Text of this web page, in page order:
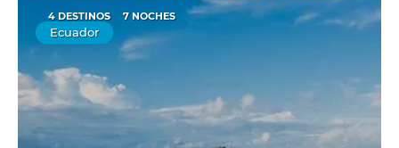
4 DESTINOS 7 NOCHES
Ecuador